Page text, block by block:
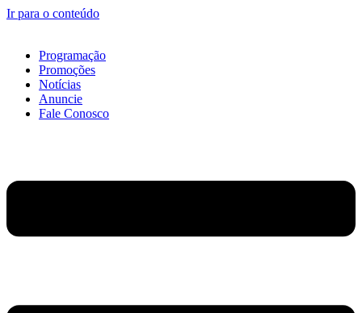
Ir para o conteúdo
Programação
Promoções
Notícias
Anuncie
Fale Conosco